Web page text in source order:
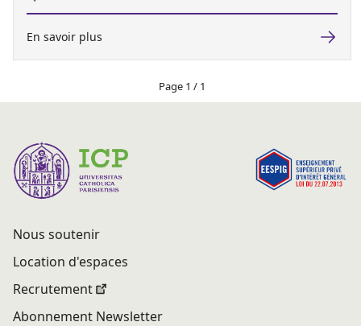
En savoir plus
Page 1 / 1
Nous soutenir
Location d'espaces
Recrutement
Abonnement Newsletter